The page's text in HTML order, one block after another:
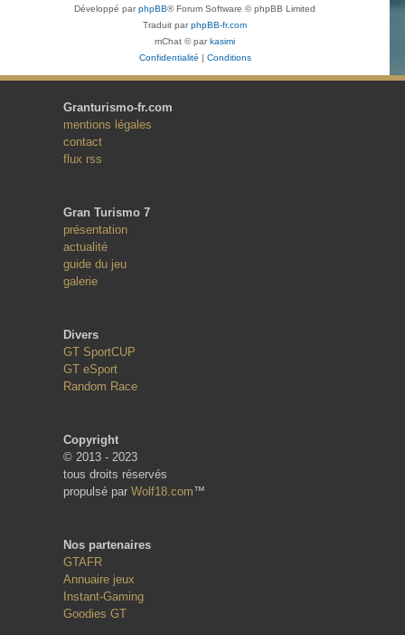
Développé parphpBB® Forum Software © phpBB Limited
Traduit parphpBB-fr.com
mChat © parkasimi
Confidentialité | Conditions
Granturismo-fr.com
mentions légales
contact
flux rss
Gran Turismo 7
présentation
actualité
guide du jeu
galerie
Divers
GT SportCUP
GT eSport
Random Race
Copyright
© 2013 - 2023
tous droits réservés
propulsé par Wolf18.com™
Nos partenaires
GTAFR
Annuaire jeux
Instant-Gaming
Goodies GT